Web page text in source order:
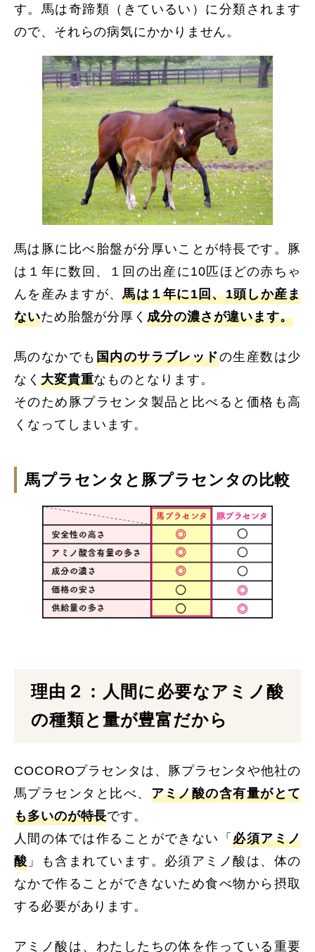
す。馬は奇蹄類（きているい）に分類されます
ので、それらの病気にかかりません。
馬は豚に比べ胎盤が分厚いことが特長です。豚
は１年に数回、１回の出産に10匹ほどの赤ちゃ
んを産みますが、馬は１年に1回、1頭しか産ま
ないため胎盤が分厚く成分の濃さが違います。
馬のなかでも 国内のサラブレッドの生産数は少
なく 大変貴重なものとなります。
そのため豚プラセンタ製品と比べると価格も高
くなってしまいます。
馬プラセンタと豚プラセンタの比較
理由２：人間に必要なアミノ酸
の種類と量が豊富だから
COCOROプラセンタは、豚プラセンタや他社の
馬プラセンタと比べ、 アミノ酸の含有量がとて
も多いのが特長です。
人間の体では作ることができない「必須アミノ
酸 」も含まれています。必須アミノ酸は、体の
なかで作ることができないため食べ物から摂取
する必要があります。
アミノ酸は、わたしたちの体を作っている重要